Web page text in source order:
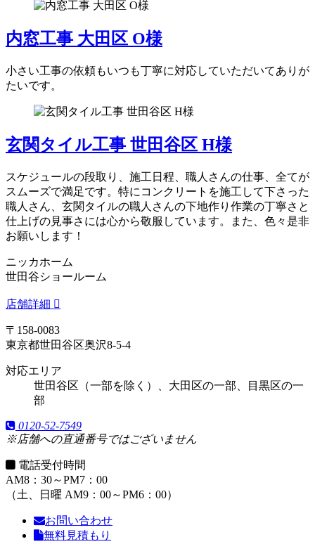
内窓工事 大田区 O様
小さい工事の依頼もいつも丁寧に対応していただいてありが
たいです。
玄関タイル工事 世田谷区 H様
スケジュールの段取り、施工日程、職人さんの仕事、全てが
スムーズで満足です。特にコンクリートを施工して下さった
職人さん、玄関タイルの職人さんの下地作り作業の丁寧さと
仕上げの見事さには心から敬服しています。また、色々是非
お願いします！
ニッカホーム
世田谷ショールーム
店舗詳細
〒158-0083
東京都世田谷区奥沢8-5-4
対応エリア
世田谷区（一部を除く）、大田区の一部、目黒区の一
部
0120-52-7549
※店舗への直通番号ではございません
電話受付時間
AM8：30～PM7：00
（土、日曜 AM9：00～PM6：00）
お問い合わせ
無料見積もり